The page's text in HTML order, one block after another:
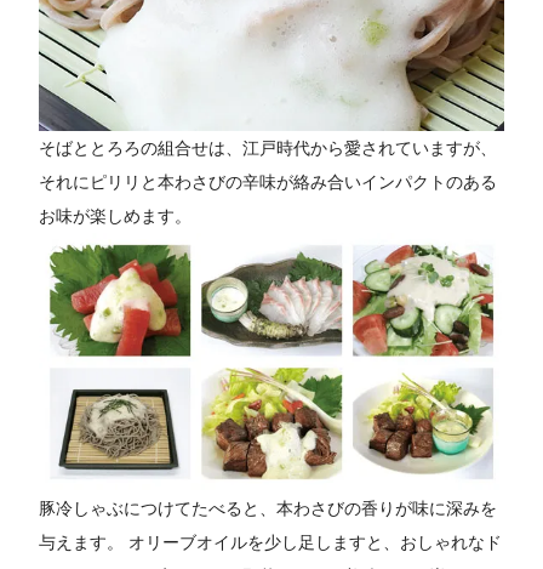
そばととろろの組合せは、江戸時代から愛されていますが、
それにピリリと本わさびの辛味が絡み合いインパクトのある
お味が楽しめます。
豚冷しゃぶにつけてたべると、本わさびの香りが味に深みを
与えます。 オリーブオイルを少し足しますと、おしゃれなド